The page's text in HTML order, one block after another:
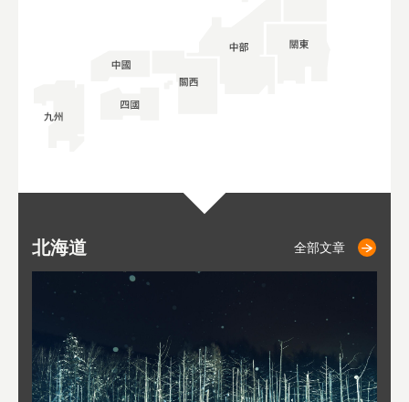
北海道 全部文章
二世古 全部文章
仁木 全部文章
小樽 全部文章
札幌 全部文章